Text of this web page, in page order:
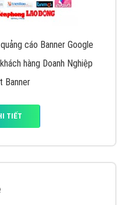
cáo Banner Google
hàng Doanh Nghiệp
Banner
TIẾT